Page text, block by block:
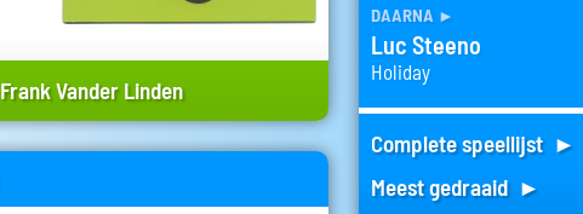
Frank Vander Linden
daarna ►
Luc Steeno
Holiday
Complete speellijst ►
Meest gedraaid ►